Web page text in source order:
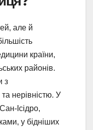
але й
країни,
районів.
з
нерівністю. У
Ісідро,
у бідніших